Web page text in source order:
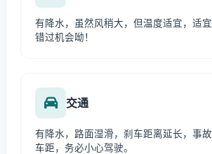
有降水，虽然风稍大，但温度适宜，适
错过机会呦！
交通
有降水，路面湿滑，刹车距离延长，事
车距，务必小心驾驶。